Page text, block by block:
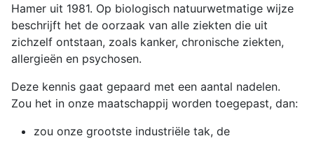
Hamer uit 1981. Op biologisch natuurwetmatige wijze
beschrijft het de oorzaak van alle ziekten die uit
zichzelf ontstaan, zoals kanker, chronische ziekten,
allergieën en psychosen.
Deze kennis gaat gepaard met een aantal nadelen.
Zou het in onze maatschappij worden toegepast, dan:
zou onze grootste industriële tak, de